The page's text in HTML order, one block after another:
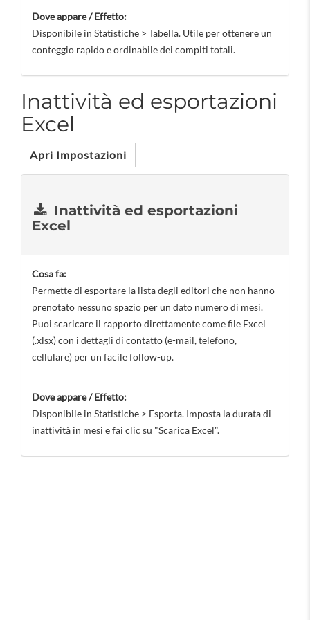
Dove appare / Effetto:
Disponibile in Statistiche > Tabella. Utile per ottenere un
conteggio rapido e ordinabile dei compiti totali.
Inattività ed esportazioni
Excel
Apri Impostazioni
Inattività ed esportazioni
Excel
Cosa fa:
Permette di esportare la lista degli editori che non hanno
prenotato nessuno spazio per un dato numero di mesi.
Puoi scaricare il rapporto direttamente come file Excel
(.xlsx) con i dettagli di contatto (e-mail, telefono,
cellulare) per un facile follow-up.
Dove appare / Effetto:
Disponibile in Statistiche > Esporta. Imposta la durata di
inattività in mesi e fai clic su "Scarica Excel".